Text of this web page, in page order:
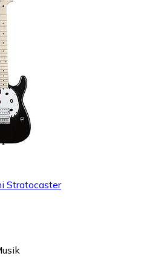
Stratocaster